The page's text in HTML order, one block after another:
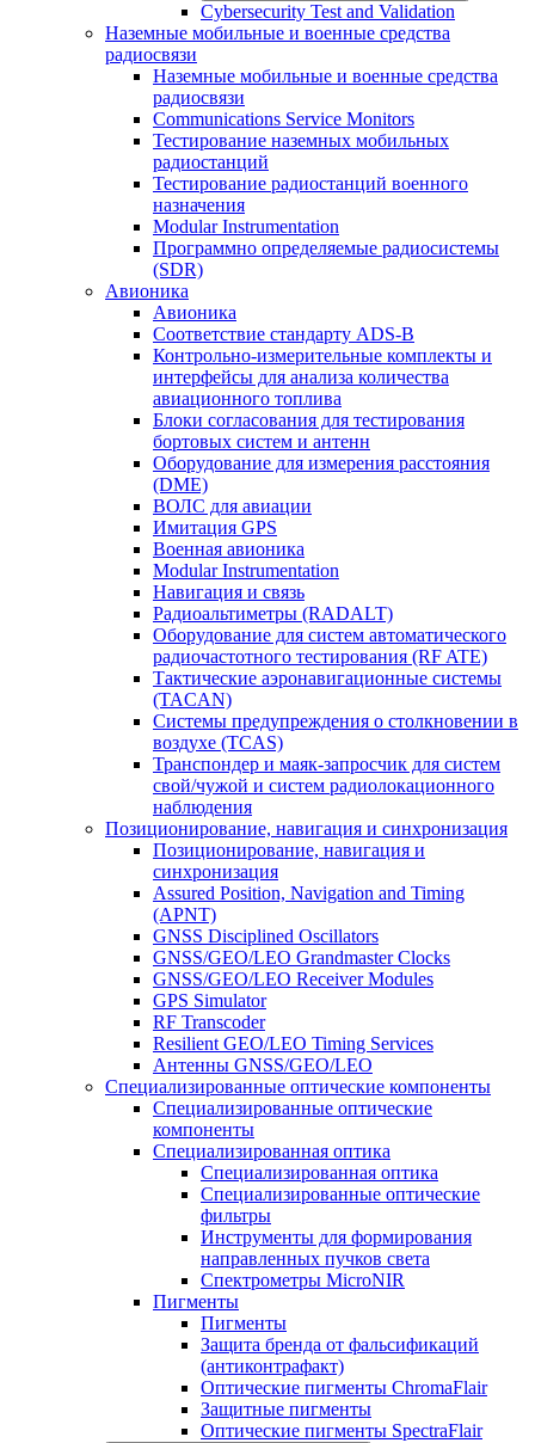
Cybersecurity Test and Validation
Наземные мобильные и военные средства
радиосвязи
Наземные мобильные и военные средства
радиосвязи
Communications Service Monitors
Тестирование наземных мобильных
радиостанций
Тестирование радиостанций военного
назначения
Modular Instrumentation
Программно определяемые радиосистемы
(SDR)
Авионика
Авионика
Соответствие стандарту ADS-B
Контрольно-измерительные комплекты и
интерфейсы для анализа количества
авиационного топлива
Блоки согласования для тестирования
бортовых систем и антенн
Оборудование для измерения расстояния
(DME)
ВОЛС для авиации
Имитация GPS
Военная авионика
Modular Instrumentation
Навигация и связь
Радиоальтиметры (RADALT)
Оборудование для систем автоматического
радиочастотного тестирования (RF ATE)
Тактические аэронавигационные системы
(TACAN)
Системы предупреждения о столкновении в
воздухе (TCAS)
Транспондер и маяк-запросчик для систем
свой/чужой и систем радиолокационного
наблюдения
Позиционирование, навигация и синхронизация
Позиционирование, навигация и
синхронизация
Assured Position, Navigation and Timing
(APNT)
GNSS Disciplined Oscillators
GNSS/GEO/LEO Grandmaster Clocks
GNSS/GEO/LEO Receiver Modules
GPS Simulator
RF Transcoder
Resilient GEO/LEO Timing Services
Антенны GNSS/GEO/LEO
Специализированные оптические компоненты
Специализированные оптические
компоненты
Специализированная оптика
Специализированная оптика
Специализированные оптические
фильтры
Инструменты для формирования
направленных пучков света
Спектрометры MicroNIR
Пигменты
Пигменты
Защита бренда от фальсификаций
(антиконтрафакт)
Оптические пигменты ChromaFlair
Защитные пигменты
Оптические пигменты SpectraFlair